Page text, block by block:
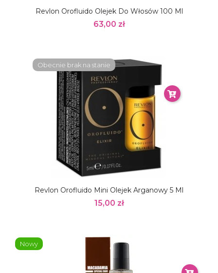
Revlon Orofluido Olejek Do Włosów 100 Ml
63,00 zł
Revlon Orofluido Mini Olejek Arganowy 5 Ml
15,00 zł
Obecnie brak na stanie
Nowy